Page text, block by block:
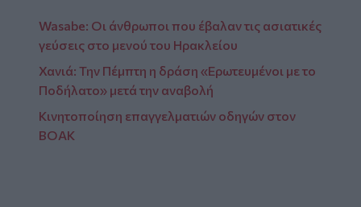
Wasabe: Οι άνθρωποι που έβαλαν τις ασιατικές
γεύσεις στο μενού του Ηρακλείου
Χανιά: Την Πέμπτη η δράση «Ερωτευμένοι με το
Ποδήλατο» μετά την αναβολή
Κινητοποίηση επαγγελματιών οδηγών στον
ΒΟΑΚ